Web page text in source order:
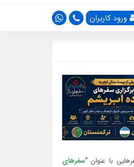
ورود کاربران
"سفرهای